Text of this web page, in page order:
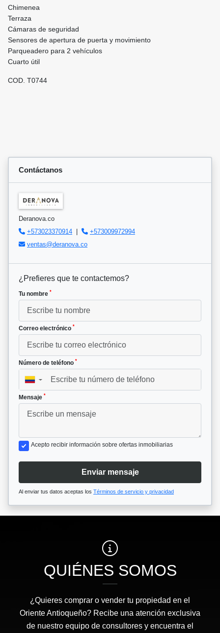
Chimenea
Terraza
Cámaras de seguridad
Sensores de apertura de puerta y movimiento
Parqueadero para 2 vehículos
Cuarto útil
COD. T0744
Contáctanos
Deranova.co
+573023370914 |
+573009972994
ventas@deranova.co
¿Prefieres que te contactemos?
Tu nombre *
Correo electrónico *
Número de teléfono *
▼
Mensaje *
Acepto recibir información sobre ofertas inmobiliarias
Enviar mensaje
Al enviar tus datos aceptas los Términos de servicio y privacidad
QUIÉNES SOMOS
¿Quieres comprar o vender tu propiedad en el
Oriente Antioqueño? Recibe una atención exclusiva
de nuestro equipo de consultores y encuentra el